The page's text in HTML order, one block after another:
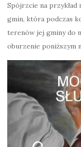
Spójrzcie na przykład
gmin, która podczas
terenów jej gminy do
oburzenie poniższym